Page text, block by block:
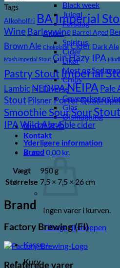
Black week
Juleøl
Farsdag
Andet
Spiritus
Cider
Likør
Most og
Chips
Diverse
Gaveæsker og
Glas
Ølsmagning
Om ØL2GO
Kontakt
Kurv /0,00 kr.
Ingen varer i kurven.
Tilbage til shoppen
Kasse+
Kurv
Tags
Alkoholfri BA Imperial
Wine Barleywine Barrel Aged
Brown Ale Chokolade Cider Dark Ale
Mash Imperial Stout GinHazy IPA
Pastry Stout Imperial
LambicNEDIPANEIPA Pale
StoutPilsnerPorter
Smoothie SourSourStout
IPAWild AleÆble cider
Yderligere information
Brand
Vægt
950 g
Størrelse 7,5 × 7,5 × 26 cm
Brand
Factory Brewing (FI)
Relaterede varer